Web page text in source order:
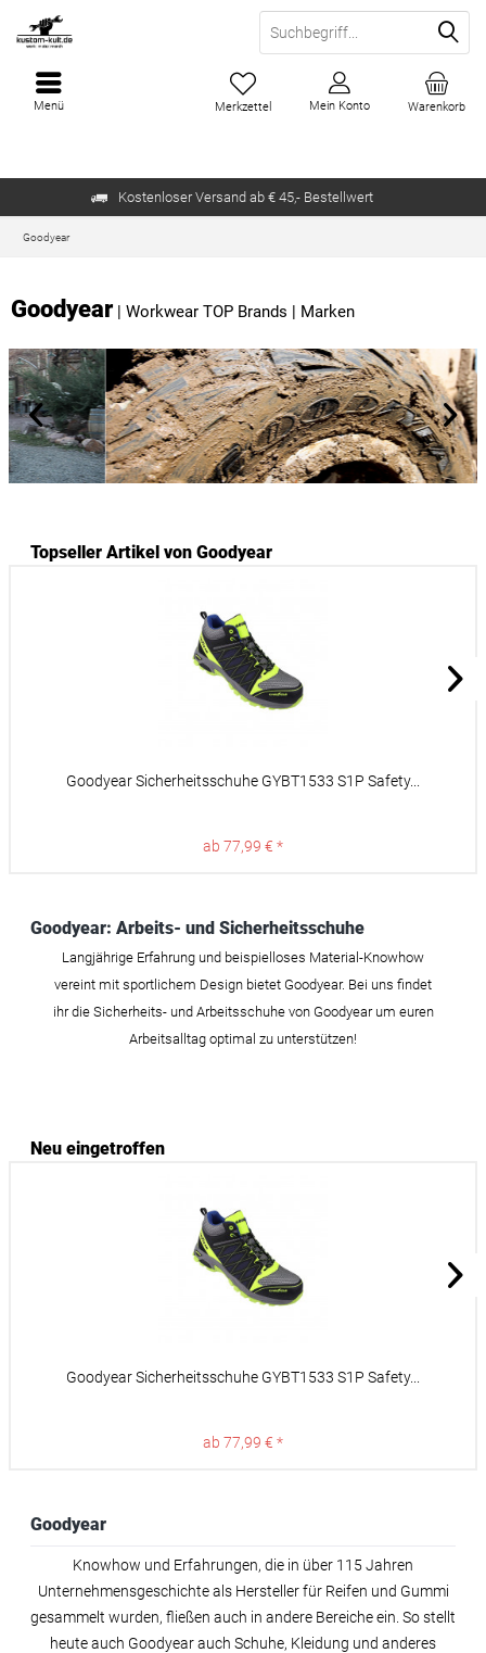
Kostenloser Versand ab € 45,- Bestellwert
Warenkorb
Merkzettel Mein Konto
Menü
Goodyear
Goodyear| Workwear TOP Brands | Marken
Topseller Artikel von Goodyear
Goodyear Sicherheitsschuhe GYBT1533 S1P Safety...
ab 77,99 € *
Goodyear: Arbeits- und Sicherheitsschuhe
Langjährige Erfahrung und beispielloses Material-Knowhow
vereint mit sportlichem Design bietet Goodyear. Bei uns findet
ihr die Sicherheits- und Arbeitsschuhe von Goodyear um euren
Arbeitsalltag optimal zu unterstützen!
Neu eingetroffen
Goodyear Sicherheitsschuhe GYBT1533 S1P Safety...
ab 77,99 € *
Goodyear
Knowhow und Erfahrungen, die in über 115 Jahren
Unternehmensgeschichte als Hersteller für Reifen und Gummi
gesammelt wurden, fließen auch in andere Bereiche ein. So stellt
heute auch Goodyear auch Schuhe, Kleidung und anderes